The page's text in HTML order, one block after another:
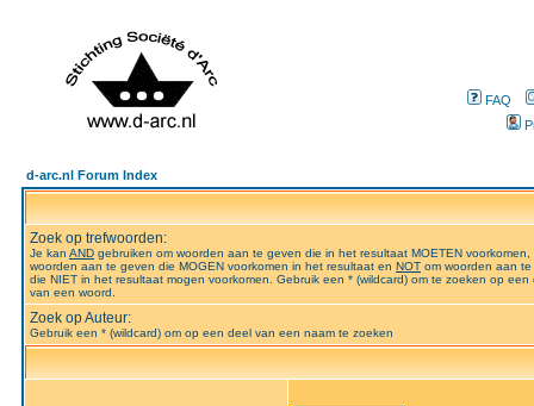
FAQ
d-arc.nl Forum Index
Zoek op trefwoorden:
Je kan AND gebruiken om woorden aan te geven die in het resultaat MOETEN voorkomen,
woorden aan te geven die MOGEN voorkomen in het resultaat en NOT om woorden aan
die NIET in het resultaat mogen voorkomen. Gebruik een * (wildcard) om te zoeken op een
van een woord.
Zoek op Auteur:
Gebruik een * (wildcard) om op een deel van een naam te zoeken